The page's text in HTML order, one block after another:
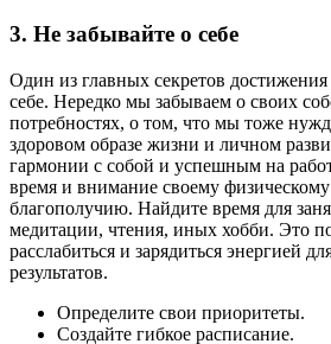
3. Не забывайте о себе
Один из главных секретов
себе. Нередко мы забываем о своих
потребностях, о том, что мы тоже
здоровом образе жизни и личном
гармонии с собой и успешным на
время и внимание своему
благополучию. Найдите время для
медитации, чтения, иных хобби. Это
расслабиться и зарядиться энергией
результатов.
Определите свои приоритеты.
Создайте гибкое расписание.